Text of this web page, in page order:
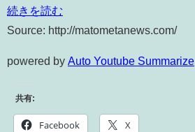
続きを読む
Source: http://matometanews.com/
powered by Auto Youtube Summarize
共有:
Facebook X